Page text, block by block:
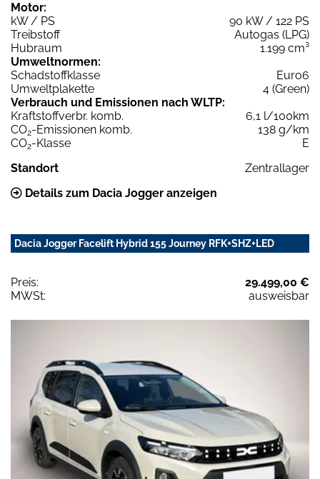
Motor:
kW / PS
90 kW / 122 PS
Treibstoff
Autogas (LPG)
Hubraum
1.199 cm³
Umweltnormen:
Schadstoffklasse
Euro6
Umweltplakette
4 (Green)
Verbrauch und Emissionen nach WLTP:
Kraftstoffverbr. komb.
6,1 l/100km
CO2-Emissionen komb.
138 g/km
CO2-Klasse
E
Standort
Zentrallager
Details zum Dacia Jogger anzeigen
Dacia Jogger Facelift Hybrid 155 Journey RFK+SHZ+LED
Preis:
29.499,00 €
MWSt:
ausweisbar